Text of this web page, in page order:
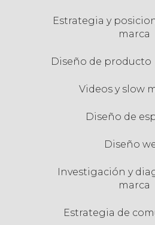
Estrategia y
marca
Diseño de producto
Videos y slow
Diseño de
Diseño
Investigación y
marca
Estrategia de